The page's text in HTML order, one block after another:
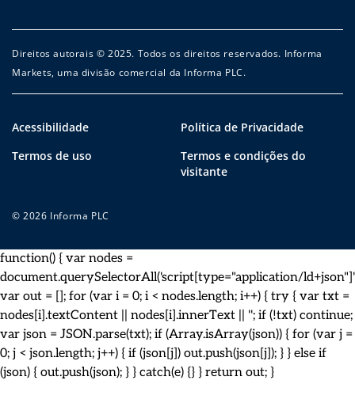
Direitos autorais © 2025. Todos os direitos reservados. Informa
Markets, uma divisão comercial da Informa PLC.
Acessibilidade
Política de Privacidade
Termos de uso
Termos e condições do
visitante
© 2026 Informa PLC
function() { var nodes =
document.querySelectorAll('script[type="application/
var out = []; for (var i = 0; i < nodes.length; i++) { try { var txt =
nodes[i].textContent || nodes[i].innerText || ''; if (!txt) continue;
var json = JSON.parse(txt); if (Array.isArray(json)) { for (var j =
0; j < json.length; j++) { if (json[j]) out.push(json[j]); } } else if
(json) { out.push(json); } } catch(e) {} } return out; }